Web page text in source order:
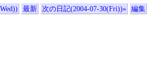
最新 次の日記(2004-07-30(Fri))» 編集